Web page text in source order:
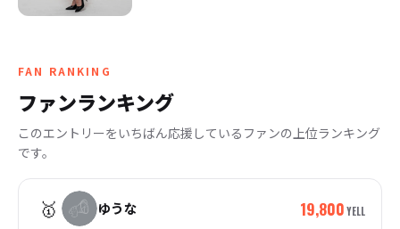
FAN RANKING
ファンランキング
このエントリーをいちばん応援しているファンの上位ランキング
です。
🥇 ゆうな 19,800YELL